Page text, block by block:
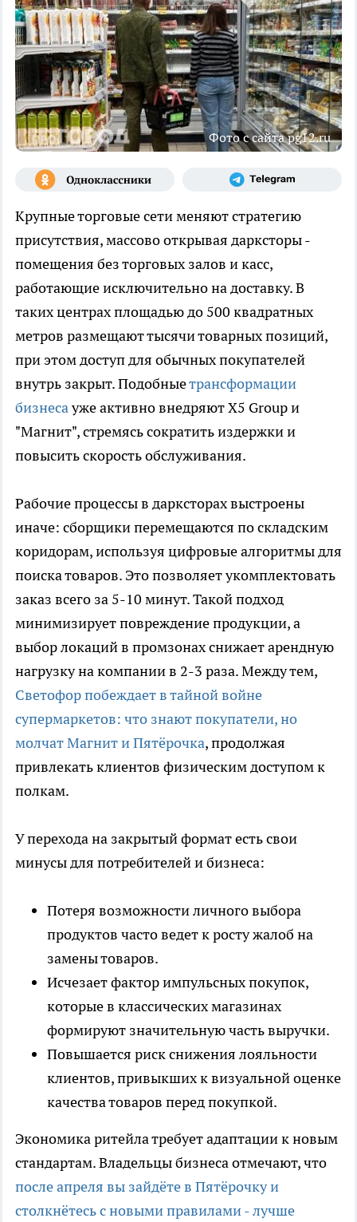
Фото с сайта pg12.ru
Крупные торговые сети меняют стратегию
присутствия, массово открывая дарксторы -
помещения без торговых залов и касс,
работающие исключительно на доставку. В
таких центрах площадью до 500 квадратных
метров размещают тысячи товарных позиций,
при этом доступ для обычных покупателей
внутрь закрыт. Подобныетрансформации
бизнесауже активно внедряют X5 Group и
"Магнит", стремясь сократить издержки и
повысить скорость обслуживания.
Рабочие процессы в дарксторах выстроены
иначе: сборщики перемещаются по складским
коридорам, используя цифровые алгоритмы для
поиска товаров. Это позволяет укомплектовать
заказ всего за 5-10 минут. Такой подход
минимизирует повреждение продукции, а
выбор локаций в промзонах снижает арендную
нагрузку на компании в 2-3 раза. Между тем,
Светофор побеждает в тайной войне
супермаркетов: что знают покупатели, но
молчат Магнит и Пятёрочка, продолжая
привлекать клиентов физическим доступом к
полкам.
У перехода на закрытый формат есть свои
минусы для потребителей и бизнеса:
Потеря возможности личного выбора
продуктов часто ведет к росту жалоб на
замены товаров.
Исчезает фактор импульсных покупок,
которые в классических магазинах
формируют значительную часть выручки.
Повышается риск снижения лояльности
клиентов, привыкших к визуальной оценке
качества товаров перед покупкой.
Экономика ритейла требует адаптации к новым
стандартам. Владельцы бизнеса отмечают, что
после апреля вы зайдёте в Пятёрочку и
столкнётесь с новыми правилами - лучше